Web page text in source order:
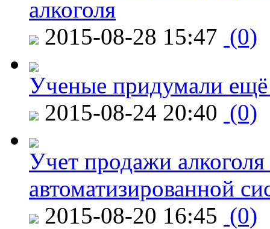
алкоголя
2015-08-28 15:47 (0)
Ученые придумали ещё
2015-08-24 20:40 (0)
Учет продажи
автоматизированной
2015-08-20 16:45 (0)